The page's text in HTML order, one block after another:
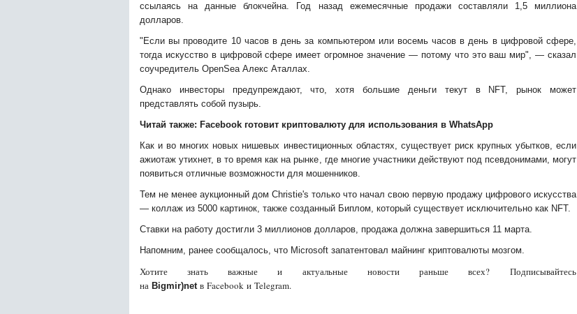
ссылаясь на данные блокчейна. Год назад ежемесячные продажи составляли 1,5 миллиона
долларов.
"Если вы проводите 10 часов в день за компьютером или восемь часов в день в цифровой сфере,
тогда искусство в цифровой сфере имеет огромное значение — потому что это ваш мир", — сказал
соучредитель OpenSea Алекс Аталлах.
Однако инвесторы предупреждают, что, хотя большие деньги текут в NFT, рынок может
представлять собой пузырь.
Читай также: Facebook готовит криптовалюту для использования в WhatsApp
Как и во многих новых нишевых инвестиционных областях, существует риск крупных убытков, если
ажиотаж утихнет, в то время как на рынке, где многие участники действуют под псевдонимами, могут
появиться отличные возможности для мошенников.
Тем не менее аукционный дом Christie's только что начал свою первую продажу цифрового искусства
— коллаж из 5000 картинок, также созданный Биплом, который существует исключительно как NFT.
Ставки на работу достигли 3 миллионов долларов, продажа должна завершиться 11 марта.
Напомним, ранее сообщалось, что Microsoft запатентовал майнинг криптовалюты мозгом.
Хотите знать важные и актуальные новости раньше всех? Подписывайтесь
на Bigmir)netв Facebook и Telegram.